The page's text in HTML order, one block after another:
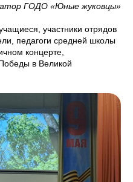
ГОДО «Юные жуковцы»
участники отрядов
педагоги средней школы
концерте,
в Великой